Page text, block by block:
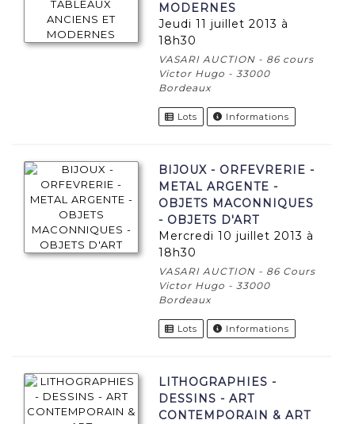
MODERNES
jeudi 11 juillet 2013 à
18h30
VASARI AUCTION - 86 cours
Victor Hugo - 33000
Bordeaux
Lots Informations
BIJOUX - ORFEVRERIE -
METAL ARGENTE -
OBJETS MACONNIQUES
- OBJETS D'ART
mercredi 10 juillet 2013 à
18h30
VASARI AUCTION - 86 Cours
Victor Hugo - 33000
Bordeaux
Lots Informations
LITHOGRAPHIES -
DESSINS - ART
CONTEMPORAIN & ART